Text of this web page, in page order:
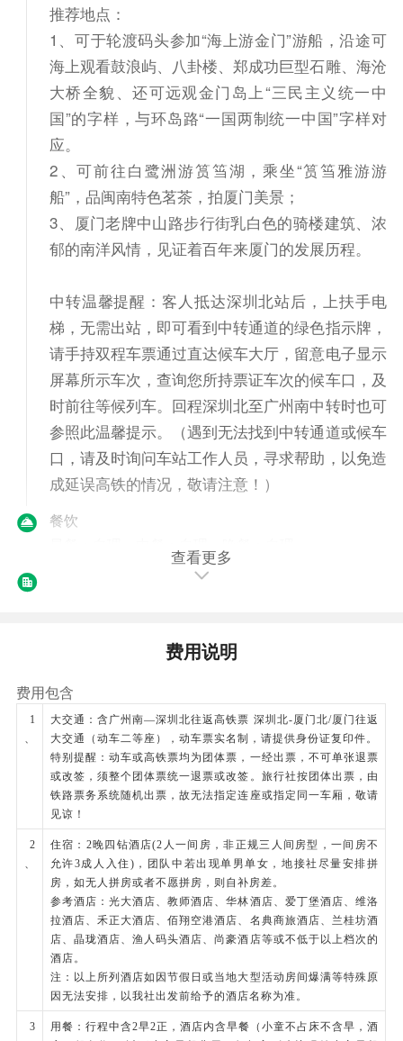
推荐地点：
1、可于轮渡码头参加“海上游金门”游船，沿途可
海上观看鼓浪屿、八卦楼、郑成功巨型石雕、海沧
大桥全貌、还可远观金门岛上“三民主义统一中
国”的字样，与环岛路“一国两制统一中国”字样对
应。
2、可前往白鹭洲游筼筜湖，乘坐“筼筜雅游游
船”，品闽南特色茗茶，拍厦门美景；
3、厦门老牌中山路步行街乳白色的骑楼建筑、浓
郁的南洋风情，见证着百年来厦门的发展历程。
中转温馨提醒：客人抵达深圳北站后，上扶手电
梯，无需出站，即可看到中转通道的绿色指示牌，
请手持双程车票通过直达候车大厅，留意电子显示
屏幕所示车次，查询您所持票证车次的候车口，及
时前往等候列车。回程深圳北至广州南中转时也可
参照此温馨提示。（遇到无法找到中转通道或候车
口，请及时询问车站工作人员，寻求帮助，以免造
成延误高铁的情况，敬请注意！）
餐饮
约20分钟）（备注：①上鼓浪屿岛的时间以船务
公司确认的票务时间为准，到时行程可能会前后调
整；②鼓浪屿上严禁导游使用扩音器，建议游客自
行租用无线耳麦听详细讲解；③鼓浪屿上特产店、
小吃店遍布，游客购买为个人商业行为）；游南洋
风情的别墅群，旅游购物龙头路一条街，观“万国
建筑博物馆”之称的鼓浪屿岛；游客可在鼓浪屿
【龙头街】漫步，还可前往【港仔后海滨浴场】：
拥有鼓浪屿最美的海滩，是景好、砂好、水质好、
气候好的理想天然海滨浴场。
下午约定时间返回厦门市区，沿途【彩色环岛路】
途观世界上最漂亮的马拉松赛道、欣赏无限海岸风
光；前往文艺小村【曾厝垵】（自由活动约1小
查看更多
费用说明
费用包含
1
大交通：含广州南—深圳北往返高铁票 深圳北-厦门北/厦门往返
大交通（动车二等座），动车票实名制，请提供身份证复印件。
特别提醒：动车或高铁票均为团体票，一经出票，不可单张退票
或改签，须整个团体票统一退票或改签。旅行社按团体出票，由
铁路票务系统随机出票，故无法指定连座或指定同一车厢，敬请
见谅！
2
住宿：2晚四钻酒店(2人一间房，非正规三人间房型，一间房不
允许3成人入住)，团队中若出现单男单女，地接社尽量安排拼
房，如无人拼房或者不愿拼房，则自补房差。
参考酒店：光大酒店、教师酒店、华林酒店、爱丁堡酒店、维洛
拉酒店、禾正大酒店、佰翔空港酒店、名典商旅酒店、兰桂坊酒
店、晶珑酒店、渔人码头酒店、尚豪酒店等或不低于以上档次的
酒店。
注：以上所列酒店如因节假日或当地大型活动房间爆满等特殊原
因无法安排，以我社出发前给予的酒店名称为准。
3
用餐：行程中含2早2正，酒店内含早餐（小童不占床不含早，酒